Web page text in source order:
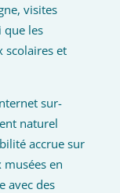
visites
que les
scolaires et
sur-
naturel
accrue sur
musées en
avec des